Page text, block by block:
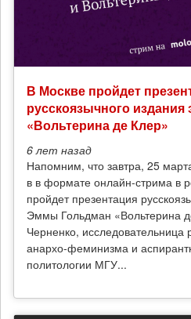
В Москве пройдет
русскоязычного
«Вольтерина де Клер»
6 лет назад
Напомним, что завтра, 25
в в формате онлайн-стрима в
пройдет презентация
Эммы Гольдман «Вольтерина
Черненко, исследовательница
анархо-феминизма и
политологии МГУ...